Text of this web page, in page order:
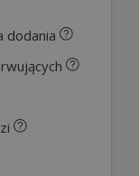
dodania